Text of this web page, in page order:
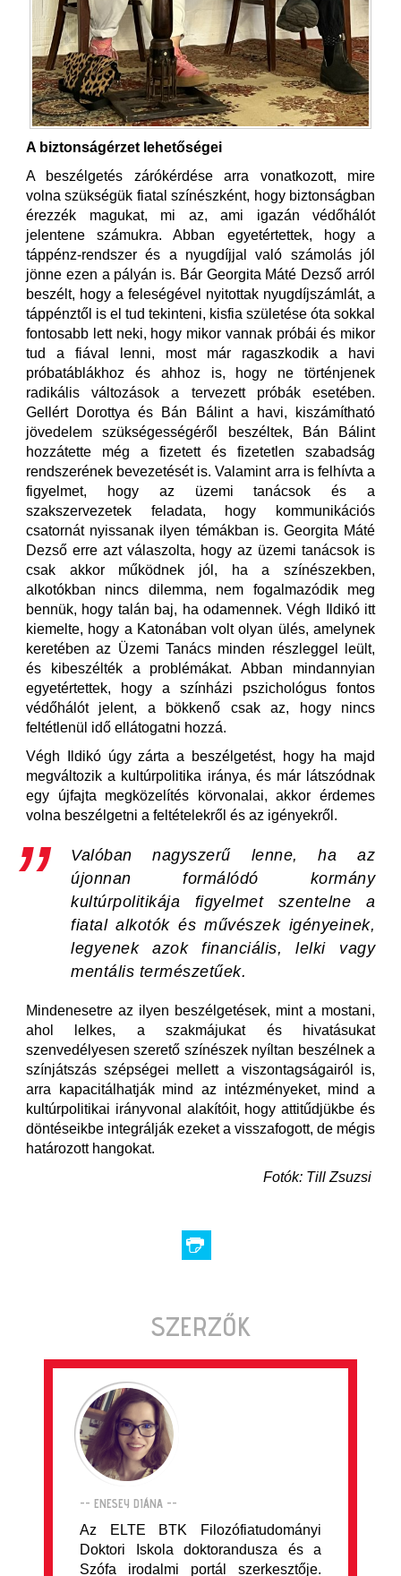
A biztonságérzet lehetőségei
A beszélgetés zárókérdése arra vonatkozott, mire
volna szükségük fiatal színészként, hogy biztonságban
érezzék magukat, mi az, ami igazán védőhálót
jelentene számukra. Abban egyetértettek, hogy a
táppénz-rendszer és a nyugdíjjal való számolás jól
jönne ezen a pályán is. Bár Georgita Máté Dezső arról
beszélt, hogy a feleségével nyitottak nyugdíjszámlát, a
táppénztől is el tud tekinteni, kisfia születése óta sokkal
fontosabb lett neki, hogy mikor vannak próbái és mikor
tud a fiával lenni, most már ragaszkodik a havi
próbatáblákhoz és ahhoz is, hogy ne történjenek
radikális változások a tervezett próbák esetében.
Gellért Dorottya és Bán Bálint a havi, kiszámítható
jövedelem szükségességéről beszéltek, Bán Bálint
hozzátette még a fizetett és fizetetlen szabadság
rendszerének bevezetését is. Valamint arra is felhívta a
figyelmet, hogy az üzemi tanácsok és a
szakszervezetek feladata, hogy kommunikációs
csatornát nyissanak ilyen témákban is. Georgita Máté
Dezső erre azt válaszolta, hogy az üzemi tanácsok is
csak akkor működnek jól, ha a színészekben,
alkotókban nincs dilemma, nem fogalmazódik meg
bennük, hogy talán baj, ha odamennek. Végh Ildikó itt
kiemelte, hogy a Katonában volt olyan ülés, amelynek
keretében az Üzemi Tanács minden részleggel leült,
és kibeszélték a problémákat. Abban mindannyian
egyetértettek, hogy a színházi pszichológus fontos
védőhálót jelent, a bökkenő csak az, hogy nincs
feltétlenül idő ellátogatni hozzá.
Végh Ildikó úgy zárta a beszélgetést, hogy ha majd
megváltozik a kultúrpolitika iránya, és már látszódnak
egy újfajta megközelítés körvonalai, akkor érdemes
volna beszélgetni a feltételekről és az igényekről.
Valóban nagyszerű lenne, ha az
újonnan formálódó kormány
kultúrpolitikája figyelmet szentelne a
fiatal alkotók és művészek igényeinek,
legyenek azok financiális, lelki vagy
mentális természetűek.
Mindenesetre az ilyen beszélgetések, mint a mostani,
ahol lelkes, a szakmájukat és hivatásukat
szenvedélyesen szerető színészek nyíltan beszélnek a
színjátszás szépségei mellett a viszontagságairól is,
arra kapacitálhatják mind az intézményeket, mind a
kultúrpolitikai irányvonal alakítóit, hogy attitűdjükbe és
döntéseikbe integrálják ezeket a visszafogott, de mégis
határozott hangokat.
Fotók: Till Zsuzsi
SZERZŐK
-- ENESEY DIÁNA --
Az ELTE BTK Filozófiatudományi
Doktori Iskola doktorandusza és a
Szófa irodalmi portál szerkesztője.